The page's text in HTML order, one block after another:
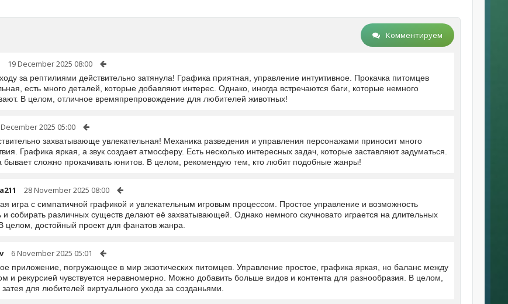
Комментируем
19 December 2025 08:00
за рептилиями действительно затянула! Графика приятная, управление интуитивное. Прокачка питомцев
есть много деталей, которые добавляют интерес. Однако, иногда встречаются баги, которые немного
В целом, отличное времяпрепровождение для любителей животных!
2025 05:00
захватывающе увлекательная! Механика разведения и управления персонажами приносит много
Графика яркая, а звук создает атмосферу. Есть несколько интересных задач, которые заставляют задуматься.
бывает сложно прокачивать юнитов. В целом, рекомендую тем, кто любит подобные жанры!
28 November 2025 08:00
игра с симпатичной графикой и увлекательным игровым процессом. Простое управление и возможность
и собирать различных существ делают её захватывающей. Однако немного скучновато играется на длительных
целом, достойный проект для фанатов жанра.
6 November 2025 05:01
приложение, погружающее в мир экзотических питомцев. Управление простое, графика яркая, но баланс между
и рекурсией чувствуется неравномерно. Можно добавить больше видов и контента для разнообразия. В целом,
для любителей виртуального ухода за созданьями.